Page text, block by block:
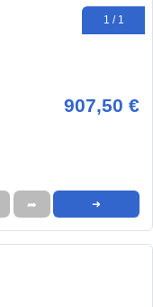
1 / 1
907,50 €
➦ ➜